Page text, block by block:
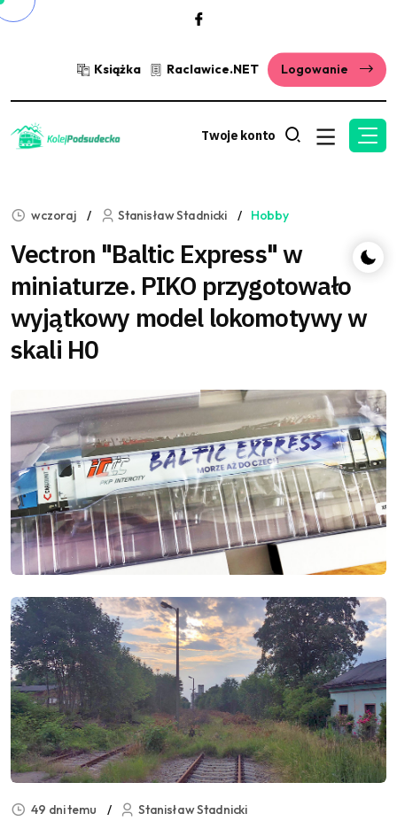
Książka Raclawice.NET Logowanie
Twoje konto
wczoraj Stanisław Stadnicki Hobby
Vectron "Baltic Express" w
miniaturze. PIKO przygotowało
wyjątkowy model lokomotywy w
skali H0
49 dni temu Stanisław Stadnicki